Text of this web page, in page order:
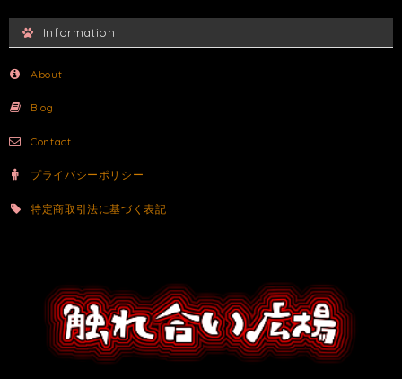
Information
About
Blog
Contact
プライバシーポリシー
特定商取引法に基づく表記